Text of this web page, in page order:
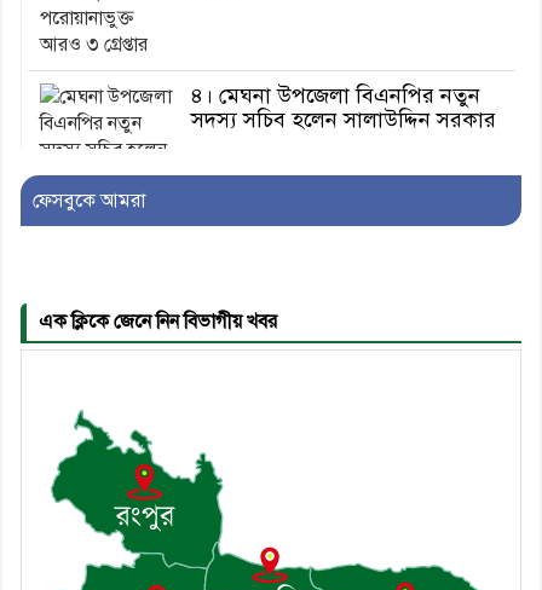
৪। মেঘনা উপজেলা বিএনপির নতুন
সদস্য সচিব হলেন সালাউদ্দিন সরকার
৫। জেলা পুলিশ সুপার থেকে সম্মাননা
৭। দাউদকান্দিতে মুচি সম্প্রদায়ের
খোঁজখবর নিলেন ড. খন্দকার মারুফ
হোসেন
ফেসবুকে আমরা
এক ক্লিকে জেনে নিন বিভাগীয় খবর